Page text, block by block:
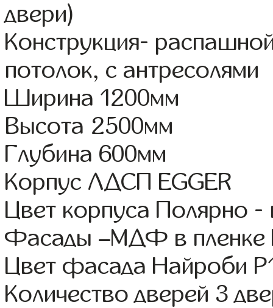
двери)
Конструкция-
потолок, с антресолями
Ширина 1200мм
Высота 2500мм
Глубина 600мм
Корпус ЛДСП EGGER
Цвет корпуса Полярно -
Фасады –МДФ в пленке
Цвет фасада Найроби
Количество дверей 3